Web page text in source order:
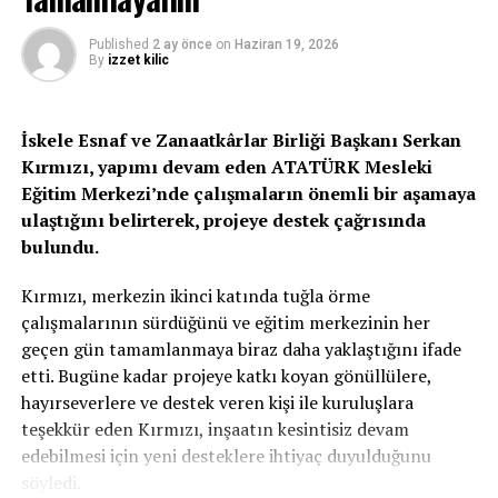
yönetilmesi demek olduğunu kaydetti.
Cumhurbaşkanlığının, bir kişinin ve onun etrafından
toplaşmış üç-beş insanın köşkü ya da sarayı olmadığına
“Cumhurbaşkanlığı bu halk için çalışacak, hangi siyasi
görüşte olursa olsun bu halkın yetişmiş tüm
yurttaşlarıyla birlikte yönetecektir” dedi.
“Hiç kimse dışarıda bırakılmayacak”
“Cumhurbaşkanlığı bu halkın evi olacak, hiç kimse
dışarıda kalmayacak, hiç kimse dışarıda
Published 2 ay önce on Haziran 19, 2026
By izzet kilic
İskele Esnaf ve Zanaatkârlar Birliği Başkanı Serkan
Kırmızı, yapımı devam eden ATATÜRK Mesleki
Eğitim Merkezi’nde çalışmaların önemli bir aşamaya
ulaştığını belirterek, projeye destek çağrısında
bulundu.
Kırmızı, merkezin ikinci katında tuğla örme
çalışmalarının sürdüğünü ve eğitim merkezinin her
geçen gün tamamlanmaya biraz daha yaklaştığını ifade
etti. Bugüne kadar projeye katkı koyan gönüllülere,
hayırseverlere ve destek veren kişi ile kuruluşlara
teşekkür eden Kırmızı, inşaatın kesintisiz devam
edebilmesi için yeni desteklere ihtiyaç duyulduğunu
söyledi.